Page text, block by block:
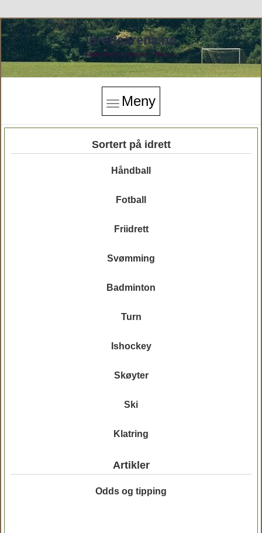
Idrettsarena.no
Finn idrettsarenaer i Norge.
Meny
Sortert på idrett
Håndball
Fotball
Friidrett
Svømming
Badminton
Turn
Ishockey
Skøyter
Ski
Klatring
Artikler
Odds og tipping